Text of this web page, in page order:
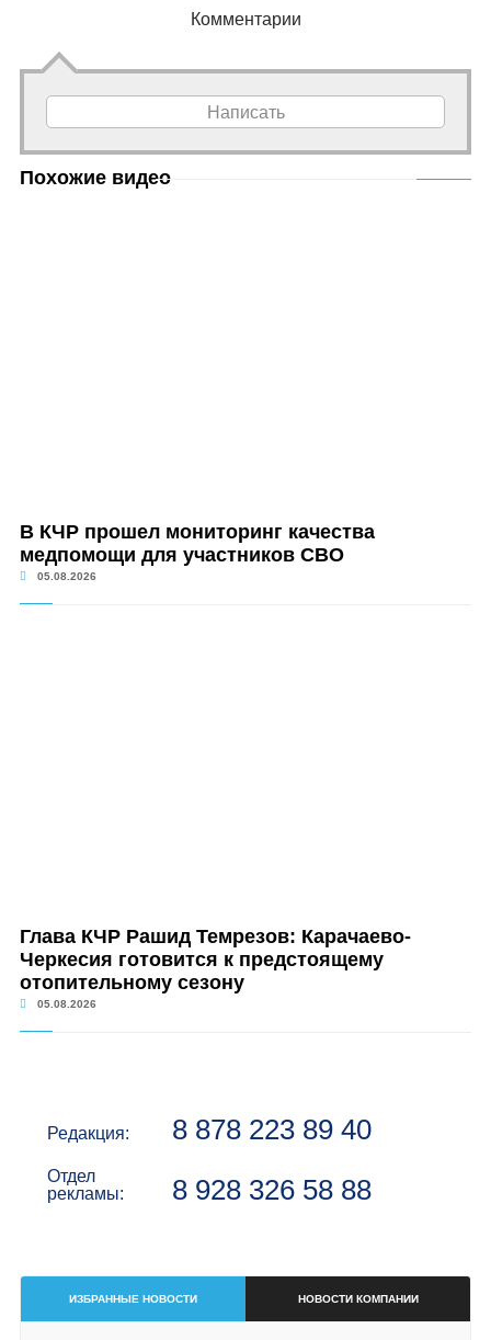
Комментарии
Написать
Похожие видео
В КЧР прошел мониторинг качества
медпомощи для участников СВО
05.08.2026
Глава КЧР Рашид Темрезов: Карачаево-
Черкесия готовится к предстоящему
отопительному сезону
05.08.2026
Редакция: 8 878 223 89 40
Отдел
рекламы:
8 928 326 58 88
ИЗБРАННЫЕ НОВОСТИ НОВОСТИ КОМПАНИИ